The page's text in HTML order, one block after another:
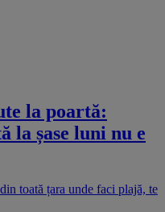
la poartă:
la șase luni nu e
toată țara unde faci plajă, te